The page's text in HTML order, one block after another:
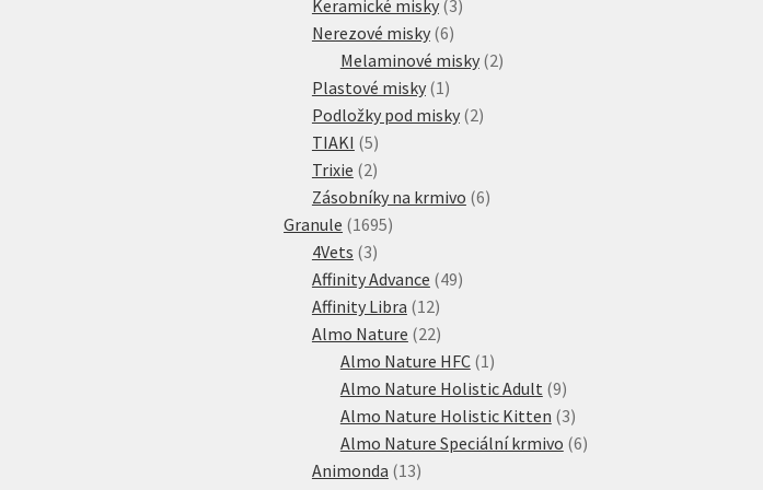
Keramické misky 3
Nerezové misky 66
produktů
Melaminové misky 22
Plastové misky 1 1
produkt
Podložky pod misky 22
TIAKI 55
produktů
Trixie 22
produkty
Zásobníky na krmivo 66
Granule 16951695
4Vets 33
produkty
Affinity Advance 4949
Affinity Libra 1212
produktů
Almo Nature 2222
produktů
Almo Nature HFC 1 1
produkt
Almo Nature Holistic Adult 99
produktů
Almo Nature Holistic Kitten 33
produkty
Almo Nature Speciální krmivo 66
Animonda 1313